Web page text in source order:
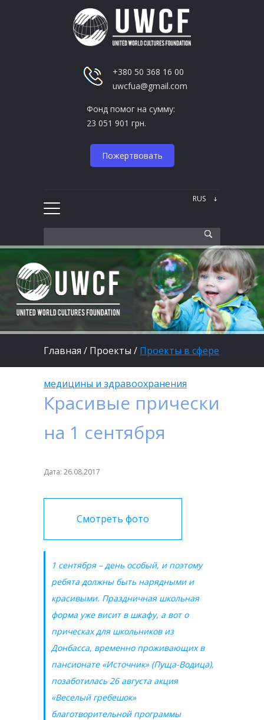
+380 50 368 16 00
uwcfua@gmail.com
Фонд помог на сумму:
23 051 901 грн.
Пожертвовать
Главная / Проекты / Проекты в сфере
медицины и здравоохранения
Красивые прически
на 1 сентября
Дата: 26.08.2017
Смотреть фото
1 сентября – день особый, и поэтому
ребята должны быть нарядными и
красивыми. Праздничная школьная
форма уже висит в шкафу, а вот о
прическах для школьников из
Донбасса, временно проживающих в
пансионате «Источник» (Пуща-Водица),
позаботилась 26 августа акция
«Веселый гребешок»
благотворительной программы